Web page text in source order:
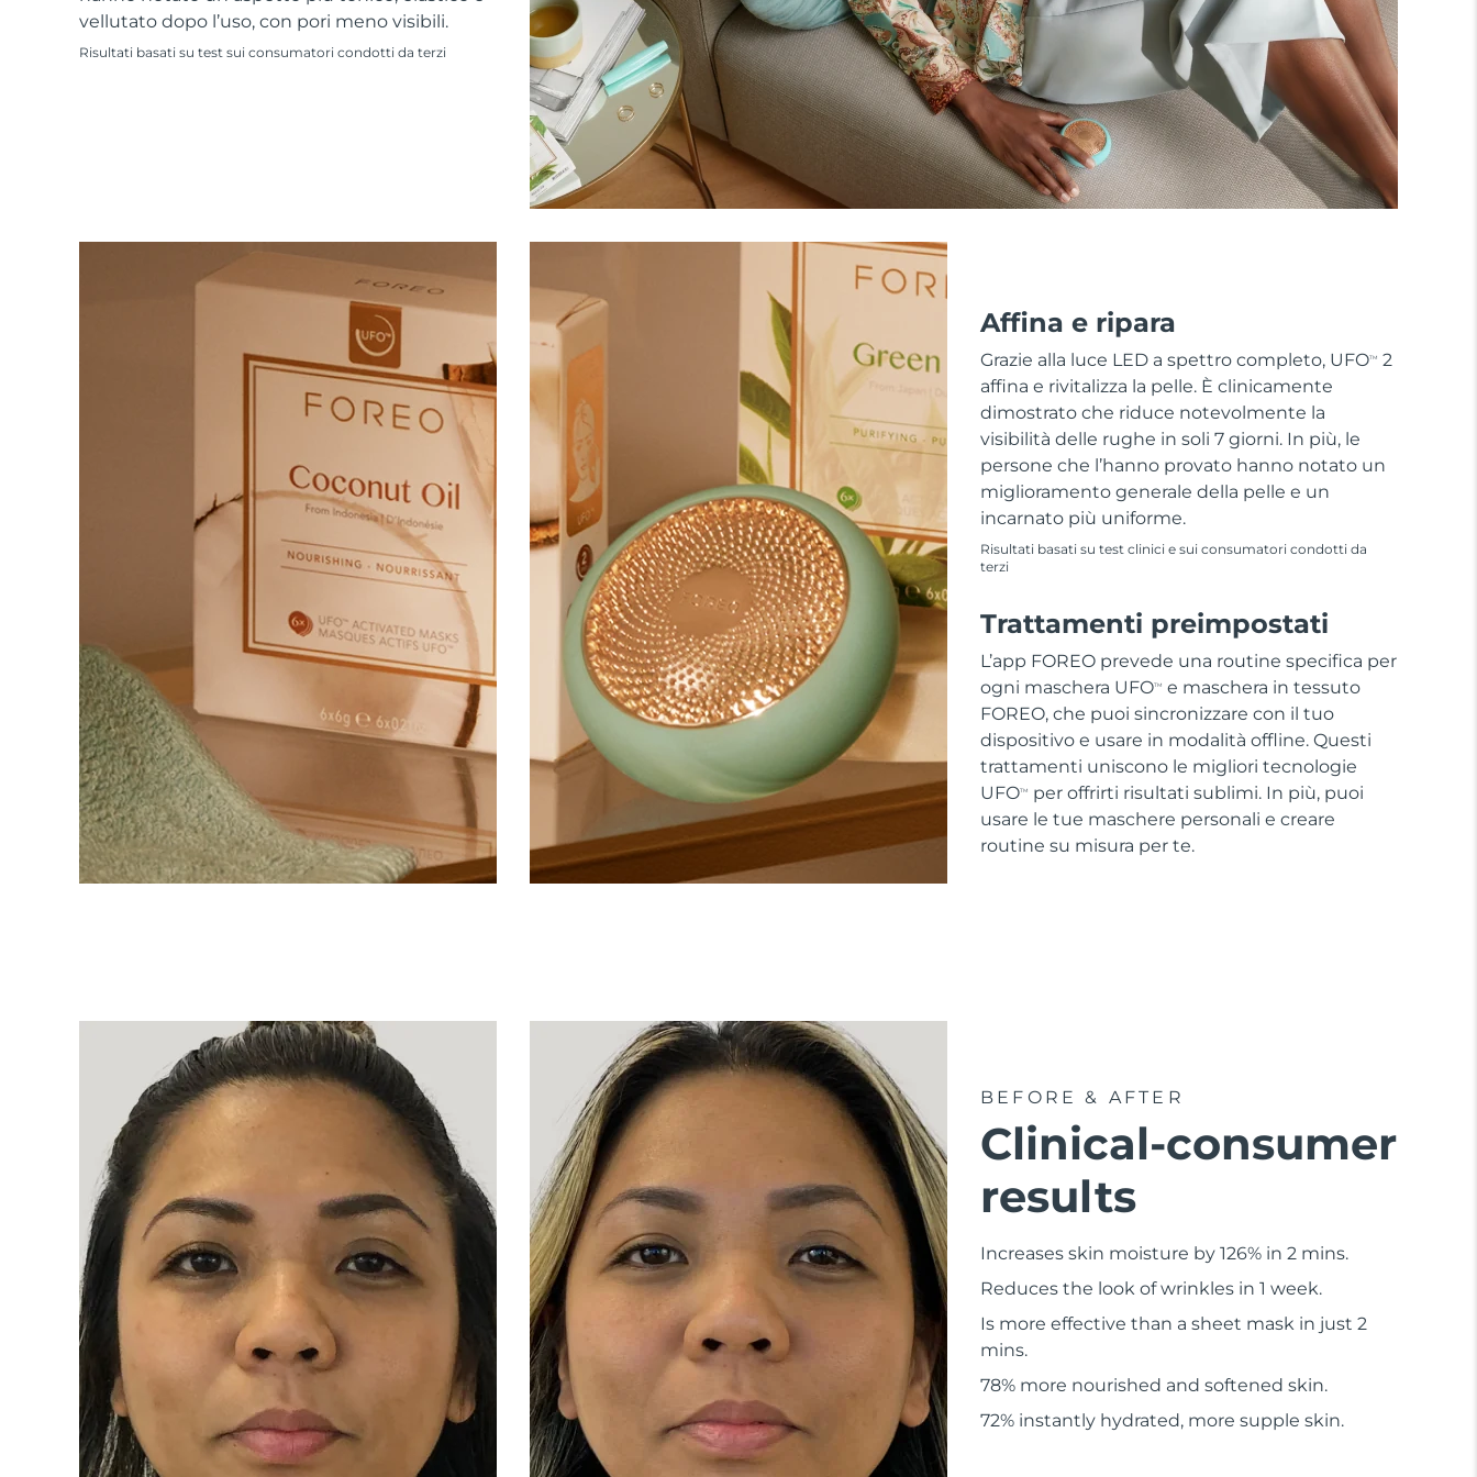
vellutato dopo l’uso, con pori meno visibili.
Risultati basati su test sui consumatori condotti da terzi
Affina e ripara
Grazie alla luce LED a spettro completo, UFOTM
2
affina e rivitalizza la pelle. È clinicamente
dimostrato che riduce notevolmente la
visibilità delle rughe in soli 7 giorni. In più, le
persone che l’hanno provato hanno notato un
miglioramento generale della pelle e un
incarnato più uniforme.
Risultati basati su test clinici e sui consumatori condotti da
terzi
Trattamenti preimpostati
L’app FOREO prevede una routine specifica per
ogni maschera UFOTM
e maschera in tessuto
FOREO, che puoi sincronizzare con il tuo
dispositivo e usare in modalità offline. Questi
trattamenti uniscono le migliori tecnologie
UFOTM
per offrirti risultati sublimi. In più, puoi
usare le tue maschere personali e creare
routine su misura per te.
BEFORE & AFTER
Clinical-consumer
results
Increases skin moisture by 126% in 2 mins.
Reduces the look of wrinkles in 1 week.
Is more effective than a sheet mask in just 2
mins.
78% more nourished and softened skin.
72% instantly hydrated, more supple skin.
All acne treatment devices
All revitalizing eye massagers
Skincare KIWI™
Advanced pore care essentials
Serum
For healthy hair
issa™ Teeth Whitening Gel
18% PAP